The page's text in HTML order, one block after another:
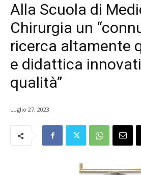
Alla Scuola di
Chirurgia un
ricerca altamente
e didattica
qualità”
Luglio 27, 2023